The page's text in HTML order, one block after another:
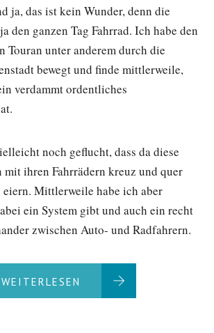
ja, das ist kein Wunder, denn die
den ganzen Tag Fahrrad. Ich habe den
Touran unter anderem durch die
bewegt und finde mittlerweile,
verdammt ordentliches
noch geflucht, dass da diese
mit ihren Fahrrädern kreuz und quer
eiern. Mittlerweile habe ich aber
ein System gibt und auch ein recht
zwischen Auto- und Radfahrern.
WEITERLESEN